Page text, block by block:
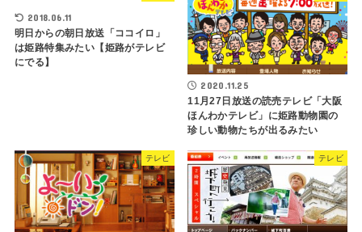
2018.06.11
明日からの朝日放送「ココイロ」
は姫路特集みたい【姫路がテレビ
にでる】
2020.11.25
11月27日放送の読売テレビ「大阪
ほんわかテレビ」に姫路動物園の
珍しい動物たちが出るみたい
テレビ テレビ